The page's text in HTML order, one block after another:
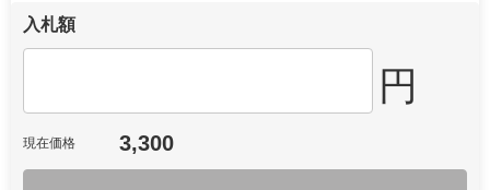
入札額
円
現在価格 3,300